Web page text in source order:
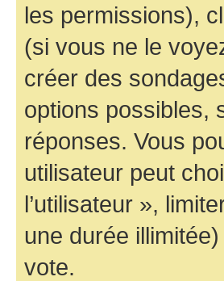
les permissions),
(si vous ne le
créer des
options possibles,
réponses. Vous
utilisateur peut
l’utilisateur »,
une durée
vote.